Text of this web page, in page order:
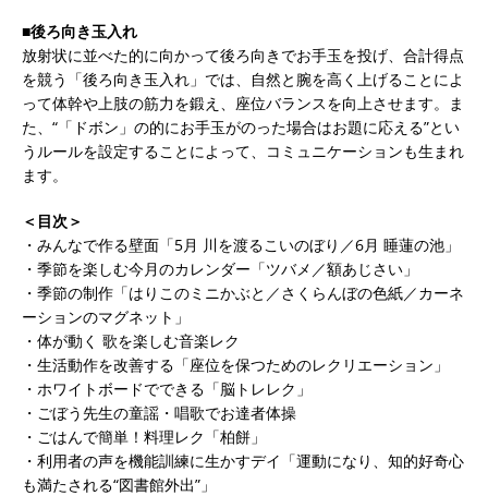
■後ろ向き玉入れ
放射状に並べた的に向かって後ろ向きでお手玉を投げ、合計得点
を競う「後ろ向き玉入れ」では、自然と腕を高く上げることによ
って体幹や上肢の筋力を鍛え、座位バランスを向上させます。ま
た、“「ドボン」の的にお手玉がのった場合はお題に応える”とい
うルールを設定することによって、コミュニケーションも生まれ
ます。
＜目次＞
・みんなで作る壁面「5月 川を渡るこいのぼり／6月 睡蓮の池」
・季節を楽しむ今月のカレンダー「ツバメ／額あじさい」
・季節の制作「はりこのミニかぶと／さくらんぼの色紙／カーネ
ーションのマグネット」
・体が動く 歌を楽しむ音楽レク
・生活動作を改善する「座位を保つためのレクリエーション」
・ホワイトボードでできる「脳トレレク」
・ごぼう先生の童謡・唱歌でお達者体操
・ごはんで簡単！料理レク「柏餅」
・利用者の声を機能訓練に生かすデイ「運動になり、知的好奇心
も満たされる“図書館外出”」